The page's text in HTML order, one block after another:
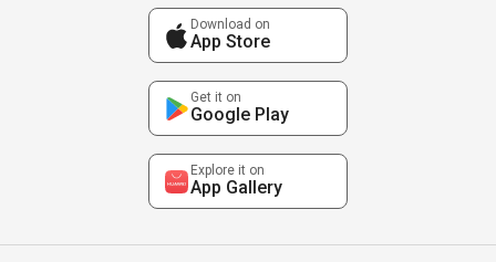
Download on
App Store
Get it on
Google Play
Explore it on
App Gallery